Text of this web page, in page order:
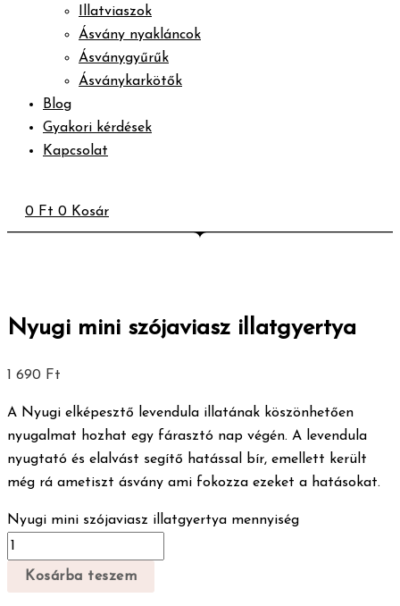
Illatviaszok
Ásvány nyakláncok
Ásványgyűrűk
Ásványkarkötők
Blog
Gyakori kérdések
Kapcsolat
0 Ft 0 Kosár
Nyugi mini szójaviasz illatgyertya
1 690 Ft
A Nyugi elképesztő levendula illatának köszönhetően
nyugalmat hozhat egy fárasztó nap végén. A levendula
nyugtató és elalvást segítő hatással bír, emellett került
még rá ametiszt ásvány ami fokozza ezeket a hatásokat.
Nyugi mini szójaviasz illatgyertya mennyiség
Kosárba teszem